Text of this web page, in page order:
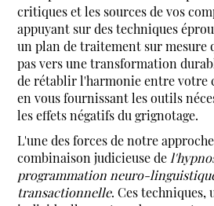
critiques et les sources de vos
appuyant sur des techniques
un plan de traitement sur mesure
pas vers une transformation
de rétablir l'harmonie entre votre
en vous fournissant les outils
les effets négatifs du grignotage.
L'une des forces de notre
combinaison judicieuse de
programmation neuro-
transactionnelle. Ces techniques,